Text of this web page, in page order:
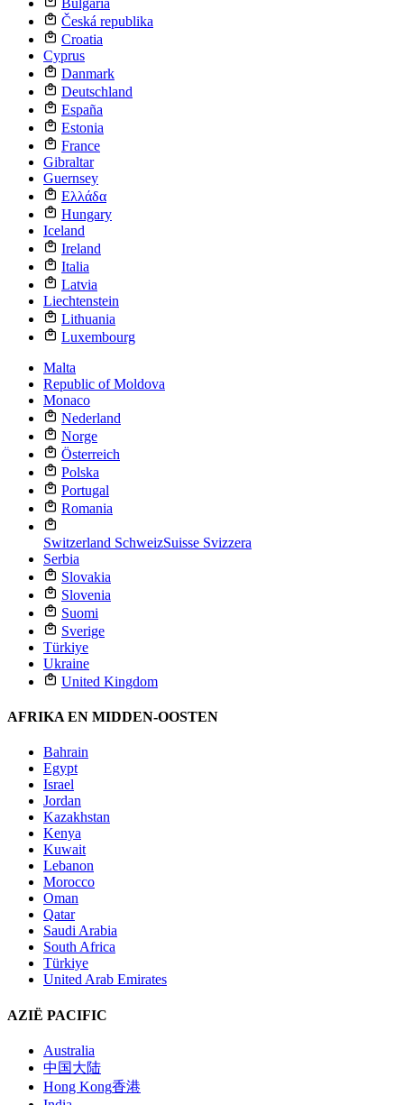
Česká republika
Croatia
Cyprus
Danmark
Deutschland
España
Estonia
France
Gibraltar
Guernsey
Ελλάδα
Hungary
Iceland
Ireland
Italia
Latvia
Liechtenstein
Lithuania
Luxembourg
Malta
Republic of Moldova
Monaco
Nederland
Norge
Österreich
Polska
Portugal
Romania
Switzerland SchweizSuisse Svizzera
Serbia
Slovakia
Slovenia
Suomi
Sverige
Türkiye
Ukraine
United Kingdom
AFRIKA EN MIDDEN-OOSTEN
Bahrain
Egypt
Israel
Jordan
Kazakhstan
Kenya
Kuwait
Lebanon
Morocco
Oman
Qatar
Saudi Arabia
South Africa
Türkiye
United Arab Emirates
AZIË PACIFIC
Australia
中国大陆
Hong Kong香港